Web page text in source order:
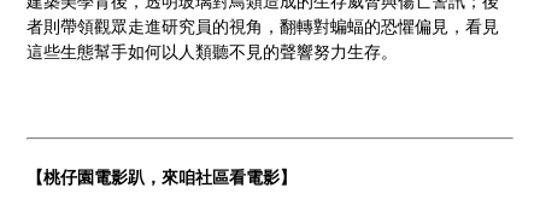
者則帶領觀眾走進研究員的視角，翻轉對蝙蝠的恐懼偏見，看見
這些生態幫手如何以人類聽不見的聲響努力生存。
【桃仔園電影趴，來咱社區看電影】